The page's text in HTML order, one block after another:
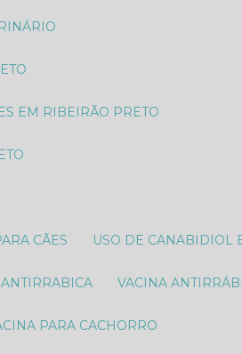
EM RIBEIRÃO PRETO
CÃES USO DE CANABIDIOL
ANTIRRABICA VACINA
PARA CACHORRO